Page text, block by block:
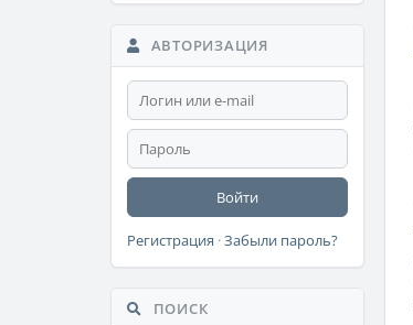
АВТОРИЗАЦИЯ
Войти
Регистрация ·Забыли пароль?
ПОИСК